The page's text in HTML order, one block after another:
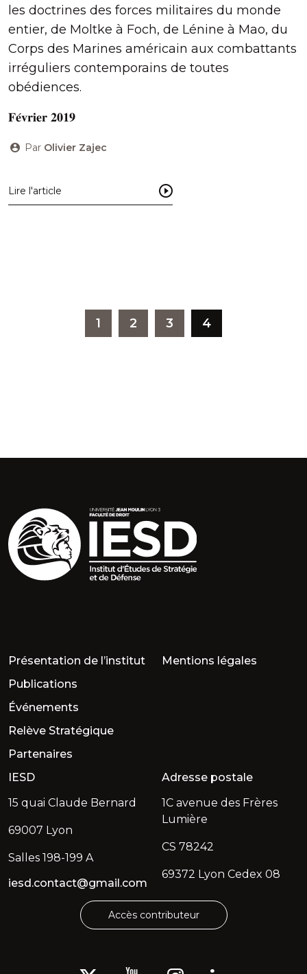
les doctrines des forces militaires du monde
entier, de Moltke à Foch, de Lénine à Mao, du
Corps des Marines américain aux combattants
irréguliers contemporains de toutes
obédiences.
𝐅𝐞́𝐯𝐫𝐢𝐞𝐫 𝟐𝟎𝟏𝟗
Par Olivier Zajec
Lire l'article
1 2 3 4
Présentation de l’institut
Publications
Événements
Relève Stratégique
Partenaires
Mentions légales
IESD
15 quai Claude Bernard
69007 Lyon
Salles 198-199 A
iesd.contact@gmail.com
Adresse postale
1C avenue des Frères
Lumière
CS 78242
69372 Lyon Cedex 08
Accès contributeur